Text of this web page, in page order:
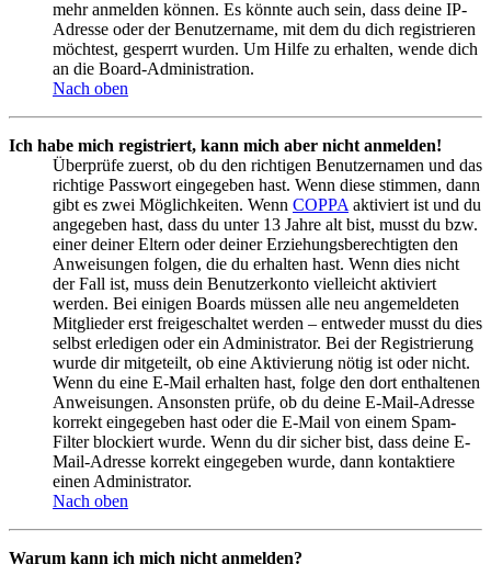
mehr anmelden können. Es könnte auch sein, dass deine IP-
Adresse oder der Benutzername, mit dem du dich registrieren
möchtest, gesperrt wurden. Um Hilfe zu erhalten, wende dich
an die Board-Administration.
Nach oben
Ich habe mich registriert, kann mich aber nicht anmelden!
Überprüfe zuerst, ob du den richtigen Benutzernamen und das
richtige Passwort eingegeben hast. Wenn diese stimmen, dann
gibt es zwei Möglichkeiten. Wenn COPPA aktiviert ist und du
angegeben hast, dass du unter 13 Jahre alt bist, musst du bzw.
einer deiner Eltern oder deiner Erziehungsberechtigten den
Anweisungen folgen, die du erhalten hast. Wenn dies nicht
der Fall ist, muss dein Benutzerkonto vielleicht aktiviert
werden. Bei einigen Boards müssen alle neu angemeldeten
Mitglieder erst freigeschaltet werden – entweder musst du dies
selbst erledigen oder ein Administrator. Bei der Registrierung
wurde dir mitgeteilt, ob eine Aktivierung nötig ist oder nicht.
Wenn du eine E-Mail erhalten hast, folge den dort enthaltenen
Anweisungen. Ansonsten prüfe, ob du deine E-Mail-Adresse
korrekt eingegeben hast oder die E-Mail von einem Spam-
Filter blockiert wurde. Wenn du dir sicher bist, dass deine E-
Mail-Adresse korrekt eingegeben wurde, dann kontaktiere
einen Administrator.
Nach oben
Warum kann ich mich nicht anmelden?